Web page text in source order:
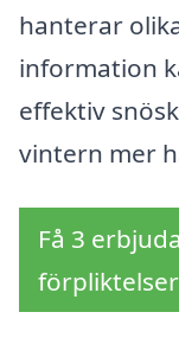
hanterar
information
effektiv
vintern mer
Få 3
förpliktelser